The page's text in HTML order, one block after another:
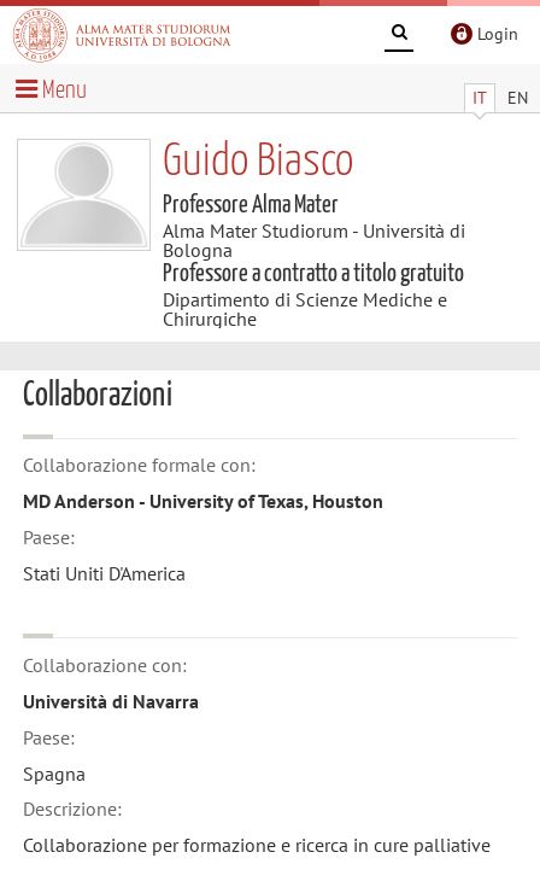
Login
IT EN
Menu
Guido Biasco
Professore Alma Mater
Alma Mater Studiorum - Università di
Bologna
Professore a contratto a titolo gratuito
Dipartimento di Scienze Mediche e
Chirurgiche
Collaborazioni
Collaborazione formale con:
MD Anderson - University of Texas, Houston
Paese:
Stati Uniti D'America
Collaborazione con:
Università di Navarra
Paese:
Spagna
Descrizione:
Collaborazione per formazione e ricerca in cure palliative